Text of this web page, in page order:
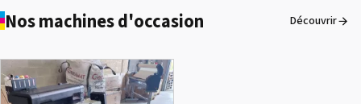
Nos machines d'occasion Découvrir